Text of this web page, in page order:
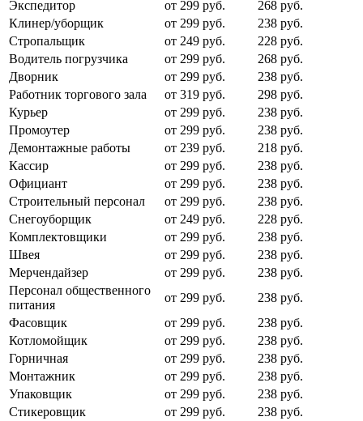
Экспедитор от 299 руб.
268 руб.
Клинер/уборщик
от 299 руб.
238 руб.
Стропальщик
от 249 руб.
228 руб.
Водитель погрузчика
от 299 руб.
268 руб.
Дворник
от 299 руб.
238 руб.
Работник торгового зала
от 319 руб.
298 руб.
Курьер
от 299 руб.
238 руб.
Промоутер
от 299 руб.
238 руб.
Демонтажные работы
от 239 руб.
218 руб.
Кассир
от 299 руб.
238 руб.
Официант
от 299 руб.
238 руб.
Строительный персонал
от 299 руб.
238 руб.
Снегоуборщик
от 249 руб.
228 руб.
Комплектовщики
от 299 руб.
238 руб.
Швея
от 299 руб.
238 руб.
Мерчендайзер
от 299 руб.
238 руб.
Персонал общественного
питания
от 299 руб.
238 руб.
Фасовщик
от 299 руб.
238 руб.
Котломойщик
от 299 руб.
238 руб.
Горничная
от 299 руб.
238 руб.
Монтажник
от 299 руб.
238 руб.
Упаковщик
от 299 руб.
238 руб.
Стикеровщик
от 299 руб.
238 руб.